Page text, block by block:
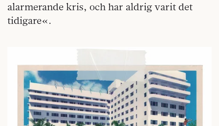
alarmerande kris, och har aldrig varit det
tidigare«.